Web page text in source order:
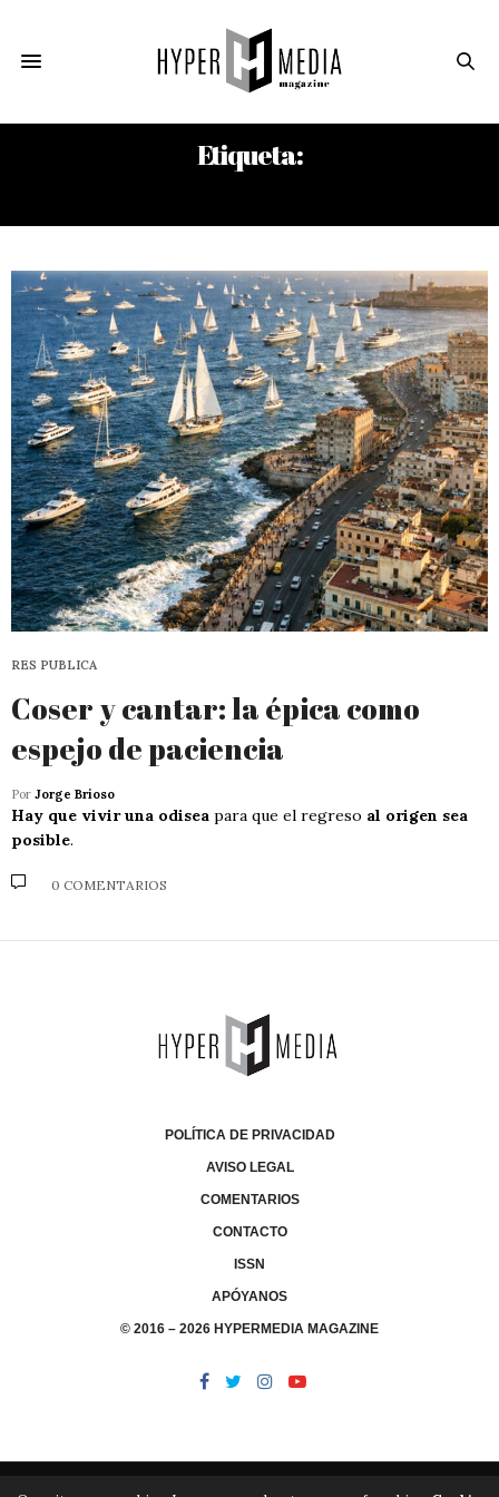
Etiqueta:
RES PUBLICA
Coser y cantar: la épica como
espejo de paciencia
Por Jorge Brioso
Hay que vivir una odisea para que el regreso al origen sea
posible.
0 COMENTARIOS
POLÍTICA DE PRIVACIDAD
AVISO LEGAL
COMENTARIOS
CONTACTO
ISSN
APÓYANOS
© 2016 – 2026 HYPERMEDIA MAGAZINE